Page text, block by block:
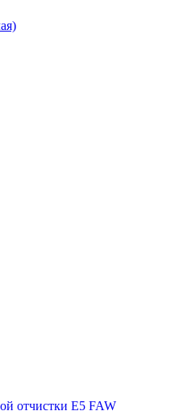
отчистки Е5 FAW